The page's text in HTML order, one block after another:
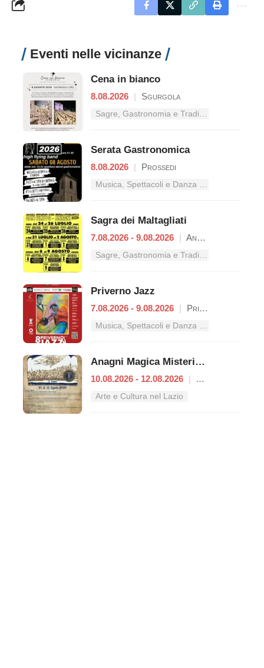
Eventi nelle vicinanze
Cena in bianco
8.08.2026 | Sgurgola
Serata Gastronomica
8.08.2026 | Prossedi
Sagra dei Maltagliati
7.08.2026 - 9.08.2026 | Anagni
Priverno Jazz
7.08.2026 - 9.08.2026 | Priverno
Anagni Magica Misteriosa
10.08.2026 - 12.08.2026 |
Arte e Cultura nel Lazio